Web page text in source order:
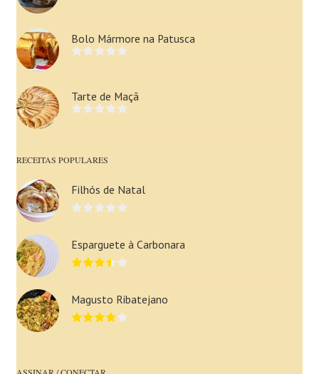
Bolo Mármore na Patusca
Tarte de Maçã
RECEITAS POPULARES
Filhós de Natal
Esparguete à Carbonara
Magusto Ribatejano
ASSINAR / CONECTAR